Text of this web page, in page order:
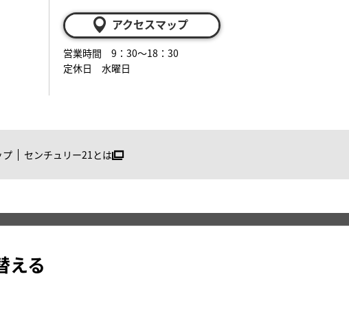
アクセスマップ
営業時間 9：30～18：30
定休日 水曜日
プ センチュリー21とは
える